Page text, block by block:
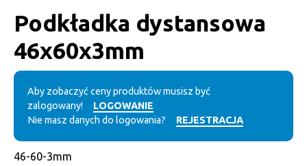
Podkładka dystansowa
46x60x3mm
Aby zobaczyć ceny produktów musisz być
zalogowany!
LOGOWANIE
Nie masz danych do logowania?
REJESTRACJA
46-60-3mm